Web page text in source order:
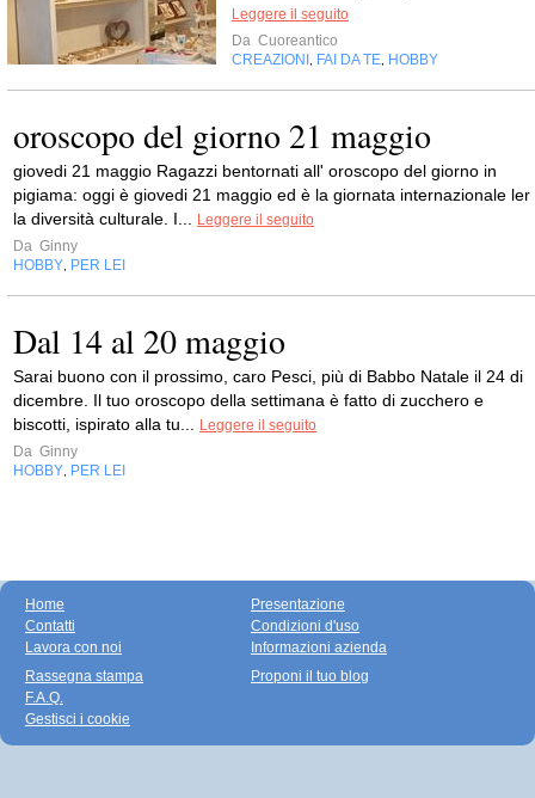
Leggere il seguito
Da Cuoreantico
CREAZIONI
FAI DA TE HOBBY
oroscopo del giorno 21 maggio
giovedi 21 maggio Ragazzi bentornati all' oroscopo del giorno in
pigiama: oggi è giovedi 21 maggio ed è la giornata internazionale ler
la diversità culturale. I...
Leggere il seguito
Da Ginny
HOBBY PER LEI
Dal 14 al 20 maggio
Sarai buono con il prossimo, caro Pesci, più di Babbo Natale il 24 di
dicembre. Il tuo oroscopo della settimana è fatto di zucchero e
biscotti, ispirato alla tu...
Leggere il seguito
Da Ginny
HOBBY PER LEI
Home
Contatti
Lavora con noi
Presentazione
Condizioni d'uso
Informazioni azienda
Rassegna stampa
F.A.Q.
Gestisci i cookie
Proponi il tuo blog